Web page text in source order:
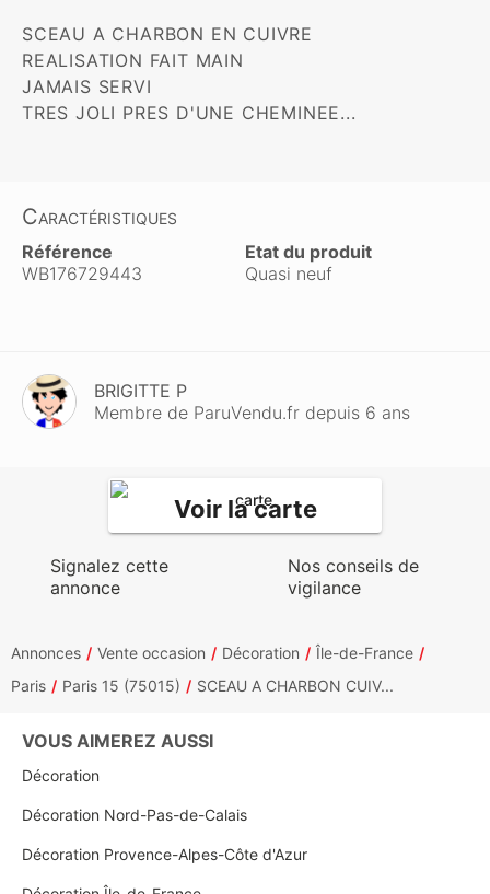
SCEAU A CHARBON EN CUIVRE
REALISATION FAIT MAIN
JAMAIS SERVI
TRES JOLI PRES D'UNE CHEMINEE...
Caractéristiques
Référence
WB176729443
Etat du produit
Quasi neuf
BRIGITTE P
Membre de ParuVendu.fr depuis 6 ans
Voir la carte
Signalez cette
annonce
Nos conseils de
vigilance
Annonces Vente occasion Décoration
Île-de-France
Paris
Paris 15 (75015) SCEAU A CHARBON CUIV...
VOUS AIMEREZ AUSSI
Décoration
Décoration Nord-Pas-de-Calais
Décoration Provence-Alpes-Côte d'Azur